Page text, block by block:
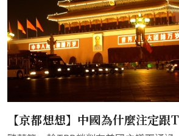
【京都想想】中國為什麼注定跟